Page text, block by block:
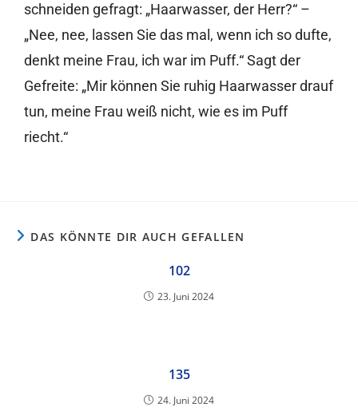
schneiden gefragt: „Haarwasser, der Herr?“ –
„Nee, nee, lassen Sie das mal, wenn ich so dufte,
denkt meine Frau, ich war im Puff.“ Sagt der
Gefreite: „Mir können Sie ruhig Haarwasser drauf
tun, meine Frau weiß nicht, wie es im Puff
riecht.“
DAS KÖNNTE DIR AUCH GEFALLEN
102
23. Juni 2024
135
24. Juni 2024